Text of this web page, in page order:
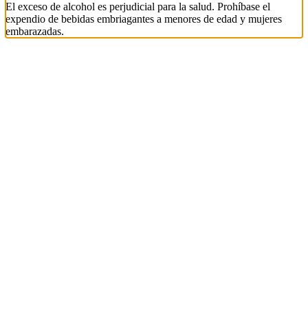
El exceso de alcohol es perjudicial para la salud. Prohíbase el
expendio de bebidas embriagantes a menores de edad y mujeres
embarazadas.